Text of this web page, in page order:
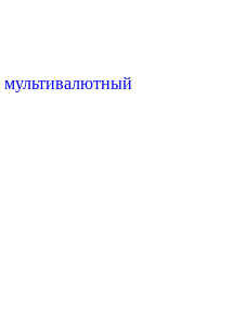
мультивалютный